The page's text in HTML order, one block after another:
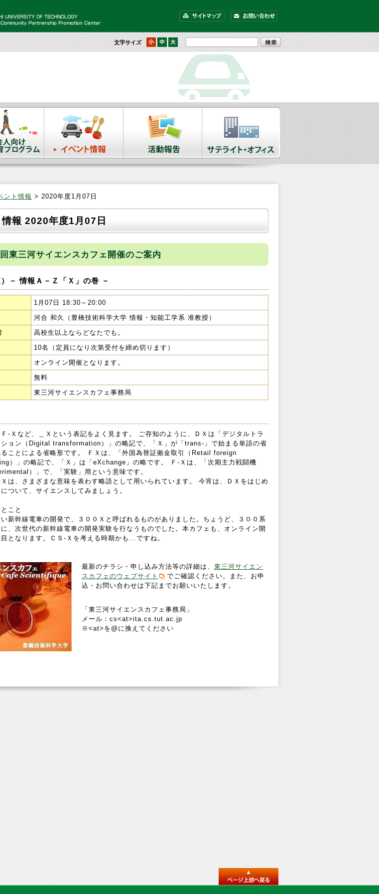
文字サイズ
ント情報 > 2020年度1月07日
報 2020年度1月07日
東三河サイエンスカフェ開催のご案内
）－ 情報Ａ－Ｚ「Ｘ」の巻 －
1月07日 18:30～20:00
河合 和久（豊橋技術科学大学 情報・知能工学系 准教授）
高校生以上ならどなたでも。
10名（定員になり次第受付を締め切ります）
オンライン開催となります。
無料
東三河サイエンスカフェ事務局
-Ｘなど、＿Ｘという表記をよく見ます。 ご存知のように、ＤＸは「デジタルトラ
ション（Digital transformation）」の略記で、「Ｘ」が「trans-」で始まる単語の省
ことによる省略形です。 ＦＸは、「外国為替証拠金取引（Retail foreign
）」の略記で、「Ｘ」は「eXchange」の略です。 Ｆ-Ｘは、「次期主力戦闘機
）」で、「実験」用という意味です。
は、さまざまな意味を表わす略語として用いられています。 今宵は、ＤＸをはじめ
ついて、サイエンスしてみましょう。
こと
新幹線電車の開発で、３００Ｘと呼ばれるものがありました。ちょうど、３００系
、次世代の新幹線電車の開発実験を行なうものでした。本カフェも、オンライン開
となります。ＣＳ-Ｘを考える時期かも...ですね。
最新のチラシ・申し込み方法等の詳細は、 東三河サイエン
スカフェのウェブサイト
でご確認ください。また、お申
込・お問い合わせは下記までお願いいたします。
「東三河サイエンスカフェ事務局」
メール：cs<at>ita.cs.tut.ac.jp
※<at>を@に換えてください